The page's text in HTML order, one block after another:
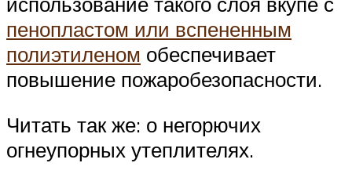
пенопластом или вспененным
полиэтиленом обеспечивает
повышение пожаробезопасности.
Читать так же: о негорючих
огнеупорных утеплителях.